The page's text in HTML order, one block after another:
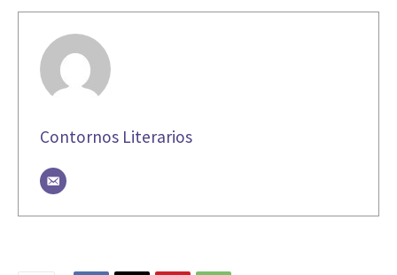
Contornos Literarios